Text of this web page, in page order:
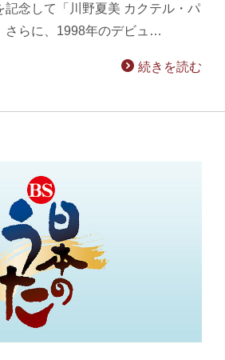
記念して「川野夏美 カクテル・パ
さらに、1998年のデビュ…
続きを読む